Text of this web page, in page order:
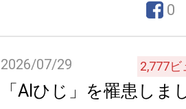
0
2026/07/29 2,777ビ
「AIひじ」を罹患しま